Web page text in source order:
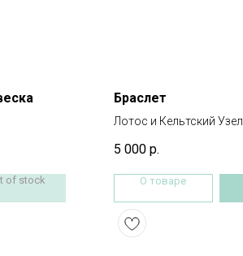
of stock
Браслет
Лотос и Кельтский Узел
5 000 р.
О товаре